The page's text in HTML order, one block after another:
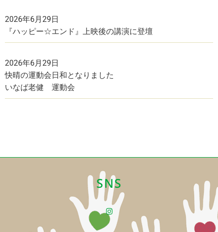
2026年6月29日
『ハッピー☆エンド』上映後の講演に登壇
2026年6月29日
快晴の運動会日和となりました
いなば老健 運動会
SNS